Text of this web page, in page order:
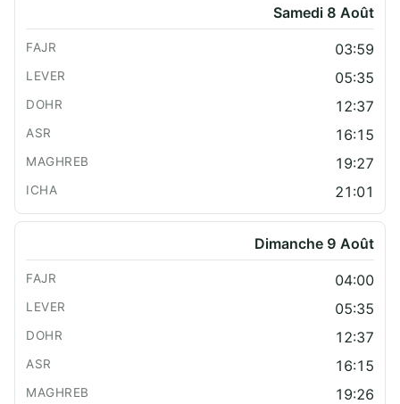
Samedi 8 Août
03:59
05:35
12:37
16:15
19:27
21:01
Dimanche 9 Août
04:00
05:35
12:37
16:15
19:26